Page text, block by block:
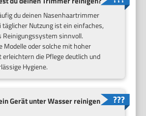
du deinen Nasenhaartrimmer
Nutzung ist ein einfaches,
Reinigungssystem sinnvoll.
Modelle oder solche mit hoher
die Pflege deutlich und
Hygiene.
Gerät unter Wasser reinigen